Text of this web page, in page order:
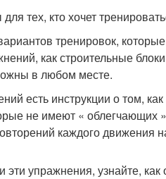
тех, кто хочет
тренировок,
как строительные
в любом месте.
есть инструкции о том,
не имеют « облегчающих
каждого
эти упражнения, узнайте,